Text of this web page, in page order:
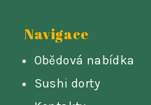
Navigace
Obědová nabídka
Sushi dorty